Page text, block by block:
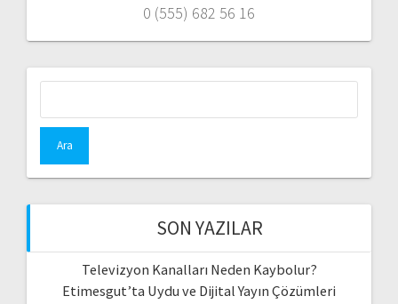
0 (555) 682 56 16
SON YAZILAR
Televizyon Kanalları Neden Kaybolur?
Etimesgut’ta Uydu ve Dijital Yayın Çözümleri